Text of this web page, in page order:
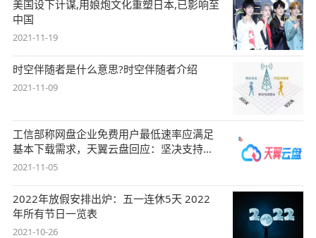
美国设下计谋,用娘炮文化重塑日本,已影响至
中国
2021-11-19
时空伴随者是什么意思?时空伴随者介绍
2021-11-09
工信部称网盘企业免费用户最低速率应满足
基本下载需求，天翼云盘回应：坚决支持，
始终
2021-11-05
2022年放假安排出炉：五一连休5天 2022
年所有节日一览表
2021-10-26